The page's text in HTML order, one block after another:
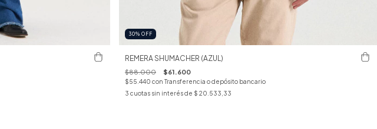
30% OFF
REMERA SHUMACHER (AZUL)
$88.000 $61.600
$55.440 con Transferencia o depósito bancario
3 cuotas sin interés de $ 20.533,33